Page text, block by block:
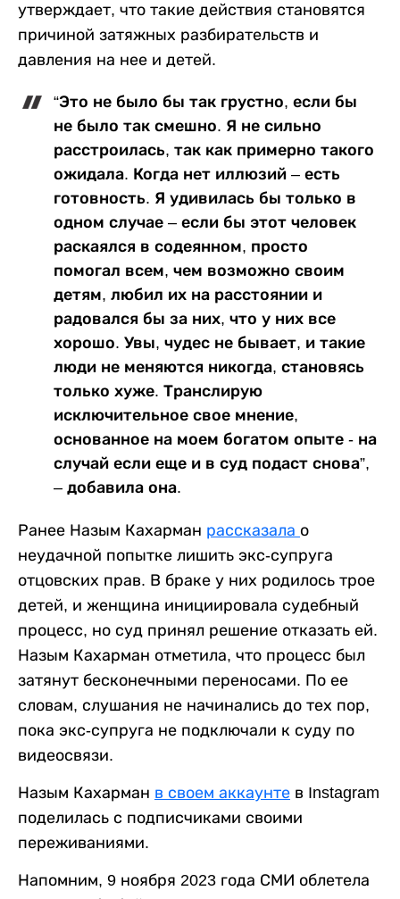
утверждает, что такие действия становятся
причиной затяжных разбирательств и
давления на нее и детей.
“Это не было бы так грустно, если бы
не было так смешно. Я не сильно
расстроилась, так как примерно такого
ожидала. Когда нет иллюзий – есть
готовность. Я удивилась бы только в
одном случае – если бы этот человек
раскаялся в содеянном, просто
помогал всем, чем возможно своим
детям, любил их на расстоянии и
радовался бы за них, что у них все
хорошо. Увы, чудес не бывает, и такие
люди не меняются никогда, становясь
только хуже. Транслирую
исключительное свое мнение,
основанное на моем богатом опыте - на
случай если еще и в суд подаст снова”,
– добавила она.
Ранее Назым Кахарман рассказала о
неудачной попытке лишить экс-супруга
отцовских прав. В браке у них родилось трое
детей, и женщина инициировала судебный
процесс, но суд принял решение отказать ей.
Назым Кахарман отметила, что процесс был
затянут бесконечными переносами. По ее
словам, слушания не начинались до тех пор,
пока экс-супруга не подключали к суду по
видеосвязи.
Назым Кахарман в своем аккаунте в Instagram
поделилась с подписчиками своими
переживаниями.
Напомним, 9 ноября 2023 года СМИ облетела